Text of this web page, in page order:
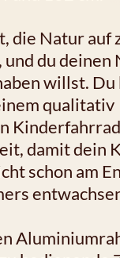
die Natur auf
du deinen
willst.
qualitativ
damit dein
schon am